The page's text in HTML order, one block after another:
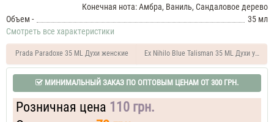
Конечная нота: Амбра, Ваниль, Сандаловое дерево
Объем -
35 мл
Смотреть все характеристики
Prada Paradoxe 35 ML Духи женские Ex Nihilo Blue Talisman 35 ML Духи
МИНИМАЛЬНЫЙ ЗАКАЗ ПО ОПТОВЫМ ЦЕНАМ ОТ 300 ГРН.
Розничная цена 110 грн.